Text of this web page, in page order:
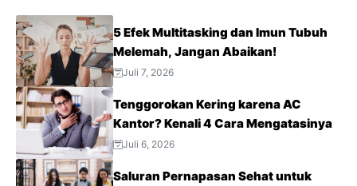
5 Efek Multitasking dan Imun Tubuh
Melemah, Jangan Abaikan!
Juli 7, 2026
Tenggorokan Kering karena AC
Kantor? Kenali 4 Cara Mengatasinya
Juli 6, 2026
Saluran Pernapasan Sehat untuk